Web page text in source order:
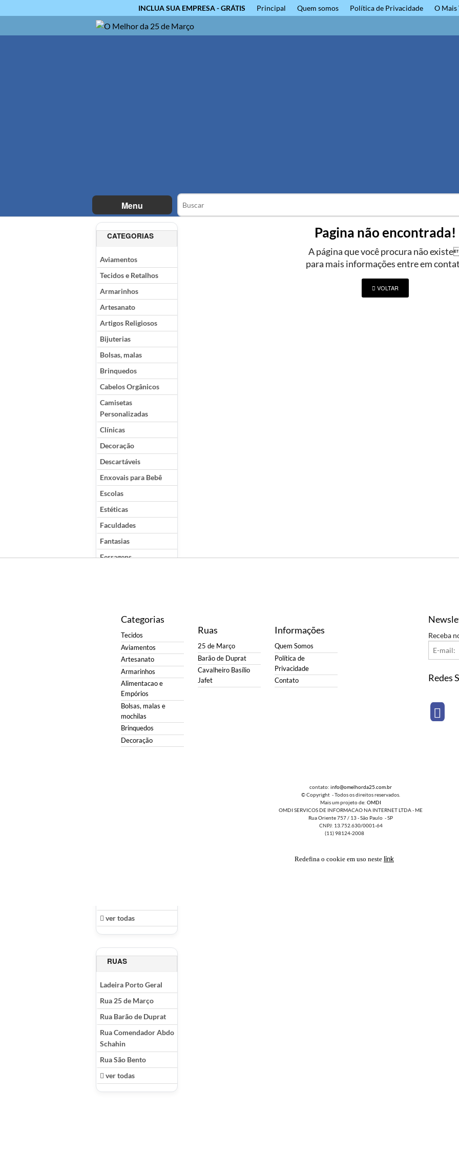
INCLUA SUA EMPRESA - GRÁTIS Principal Quem somos Política de Privacidade O Mais
Menu
CATEGORIAS
Aviamentos
Tecidos e Retalhos
Armarinhos
Artesanato
Artigos Religiosos
Bijuterias
Bolsas, malas
Brinquedos
Cabelos Orgânicos
Camisetas
Personalizadas
Clínicas
Decoração
Descartáveis
Enxovais para Bebê
Escolas
Estéticas
Faculdades
Fantasias
Ferragens
Lanchonetes
Metais
Papelarias e mat.
Escolar
Pedrarias
Presentes
ver todas
RUAS
Ladeira Porto Geral
Rua 25 de Março
Rua Barão de Duprat
Rua Comendador Abdo
Schahin
Rua São Bento
ver todas
Pagina não encontrada!
A página que você procura não
para mais informações entre em
VOLTAR
Categorias
Tecidos
Aviamentos
Artesanato
Armarinhos
Alimentacao e
Empórios
Bolsas, malas e
mochilas
Brinquedos
Decoração
Ruas
25 de Março
Barão de Duprat
Cavalheiro Basílio
Jafet
Informações
Quem Somos
Política de
Privacidade
Contato
Receba
Redes
contato: info@omelhorda25.com.br
© Copyright - Todos os direitos reservados.
Mais um projeto de: OMDI
OMDI SERVICOS DE INFORMACAO NA INTERNET LTDA - ME
Rua Oriente 757 / 13 - São Paulo - SP
CNPJ: 13.752.630/0001-64
(11) 98124-2008
Redefina o cookie em uso neste link